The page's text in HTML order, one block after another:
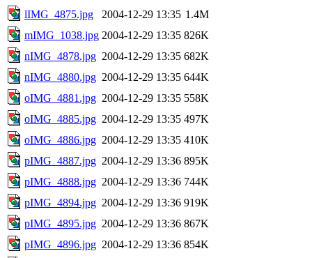
lIMG_4875.jpg
2004-12-29 13:35 1.4M
mIMG_1038.jpg 2004-12-29 13:35 826K
nIMG_4878.jpg 2004-12-29 13:35 682K
nIMG_4880.jpg 2004-12-29 13:35 644K
oIMG_4881.jpg 2004-12-29 13:35 558K
oIMG_4885.jpg 2004-12-29 13:35 497K
oIMG_4886.jpg 2004-12-29 13:35 410K
pIMG_4887.jpg 2004-12-29 13:36 895K
pIMG_4888.jpg 2004-12-29 13:36 744K
pIMG_4894.jpg 2004-12-29 13:36 919K
pIMG_4895.jpg 2004-12-29 13:36 867K
pIMG_4896.jpg 2004-12-29 13:36 854K